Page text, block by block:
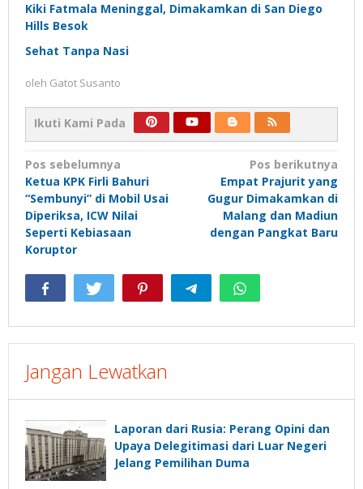
Kiki Fatmala Meninggal, Dimakamkan di San Diego
Hills Besok
Sehat Tanpa Nasi
oleh Gatot Susanto
Ikuti Kami Pada
Navigasi
pos
Pos sebelumnya
Ketua KPK Firli Bahuri
“Sembunyi” di Mobil Usai
Diperiksa, ICW Nilai
Seperti Kebiasaan
Koruptor
Pos berikutnya
Empat Prajurit yang
Gugur Dimakamkan di
Malang dan Madiun
dengan Pangkat Baru
Jangan Lewatkan
Laporan dari Rusia: Perang Opini dan
Upaya Delegitimasi dari Luar Negeri
Jelang Pemilihan Duma